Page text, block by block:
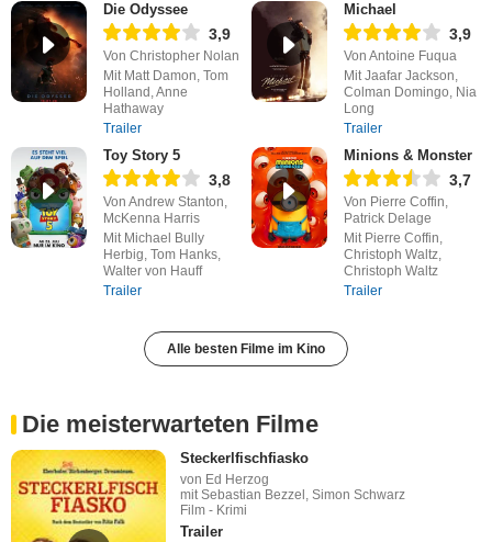
Die Odyssee
3,9
Von Christopher Nolan
Mit Matt Damon, Tom
Holland, Anne
Hathaway
Trailer
Michael
3,9
Von Antoine Fuqua
Mit Jaafar Jackson,
Colman Domingo, Nia
Long
Trailer
Toy Story 5
3,8
Von Andrew Stanton,
McKenna Harris
Mit Michael Bully
Herbig, Tom Hanks,
Walter von Hauff
Trailer
Minions & Monster
3,7
Von Pierre Coffin,
Patrick Delage
Mit Pierre Coffin,
Christoph Waltz,
Christoph Waltz
Trailer
Alle besten Filme im Kino
Die meisterwarteten Filme
Steckerlfischfiasko
von Ed Herzog
mit Sebastian Bezzel, Simon Schwarz
Film - Krimi
Trailer